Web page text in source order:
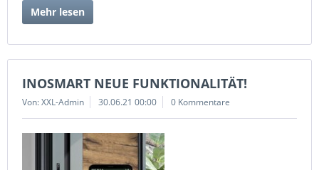
Mehr lesen
INOSMART NEUE FUNKTIONALITÄT!
Von: XXL-Admin 30.06.21 00:00 0 Kommentare